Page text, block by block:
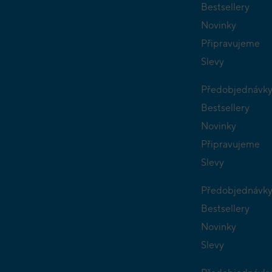
Bestsellery
Novinky
Připravujeme
Slevy
Předobjednávky
Bestsellery
Novinky
Připravujeme
Slevy
Předobjednávky
Bestsellery
Novinky
Slevy